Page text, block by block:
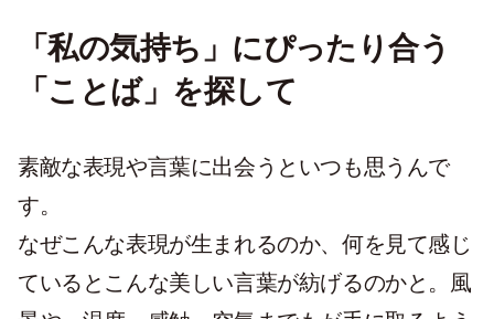
「私の気持ち」にぴったり合う
「ことば」を探して
素敵な表現や言葉に出会うといつも思うんで
す。
なぜこんな表現が生まれるのか、何を見て感じ
ているとこんな美しい言葉が紡げるのかと。風